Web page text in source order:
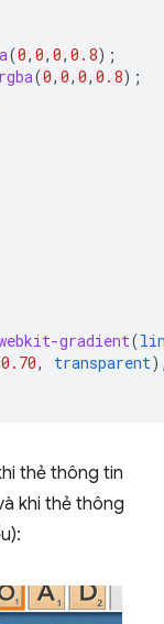
(0, 0, 0, 0.8);
rgba(0, 0, 0, 0.8);
gradient(
0.70, transparent
thẻ thông tin
khi thẻ thông